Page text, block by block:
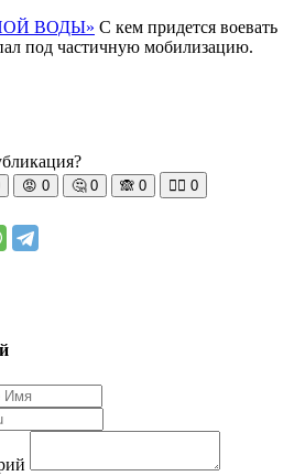
ВОДЫ» С кем придется воевать
под частичную мобилизацию.
😡 0 🤔 0 🙈 0 🧘‍♀️ 0